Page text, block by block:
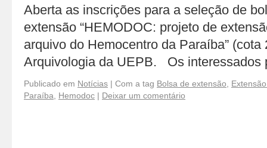
Aberta as inscrições para a seleção de
extensão “HEMODOC: projeto de
arquivo do Hemocentro da Paraíba”
Arquivologia da UEPB. Os
Publicado em Notícias | Com a tag Bolsa de extensão
Paraíba
Hemodoc | Deixar um comentário